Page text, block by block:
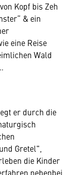
Kopf bis Zeh
& ein
eine Reise
Wald
er durch die
Gretel",
die Kinder
nebenbei